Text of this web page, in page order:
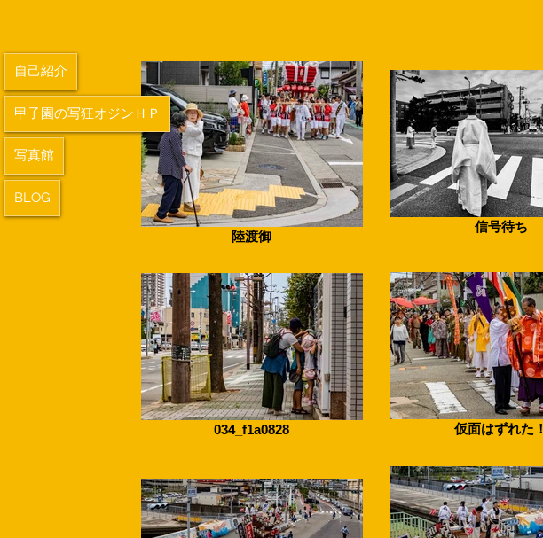
陸渡御
信号待ち
034_f1a0828 仮面はずれた！
自己紹介
甲子園の写狂オジンＨＰ
写真館
BLOG